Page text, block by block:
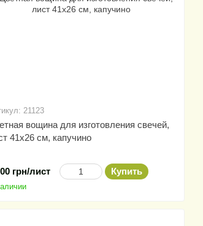
21123
вощина для изготовления свечей,
41х26 см, капучино
грн/лист Купить